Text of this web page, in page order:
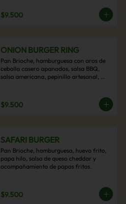
$9.500
ONION BURGER RING
Pan Brioche, hamburguesa con aros de
cebolla casero apanados, salsa BBQ,
salsa americana, pepinillo artesanal,
papas fritas.
$9.500
SAFARI BURGER
Pan Brioche, hamburguesa, huevo frito,
papa hilo, salsa de queso cheddar y
acompañamiento de papas fritas.
$9.500